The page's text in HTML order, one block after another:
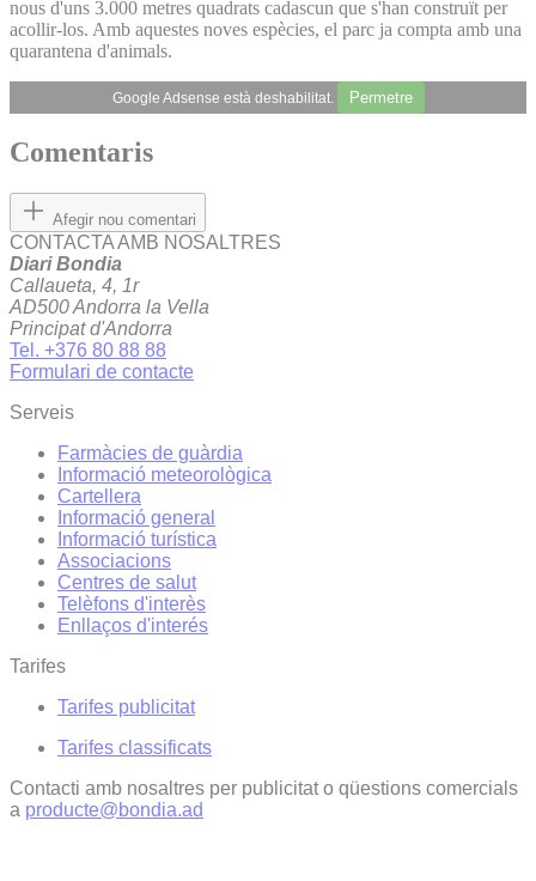
nous d'uns 3.000 metres quadrats cadascun que s'han construït per
acollir-los. Amb aquestes noves espècies, el parc ja compta amb una
quarantena d'animals.
Google Adsense està deshabilitat. Permetre
Comentaris
Afegir nou comentari
CONTACTA AMB NOSALTRES
Diari Bondia
Callaueta, 4, 1r
AD500 Andorra la Vella
Principat d'Andorra
Tel. +376 80 88 88
Formulari de contacte
Serveis
Farmàcies de guàrdia
Informació meteorològica
Cartellera
Informació general
Informació turística
Associacions
Centres de salut
Telèfons d'interès
Enllaços d'interés
Tarifes
Tarifes publicitat
Tarifes classificats
Contacti amb nosaltres per publicitat o qüestions comercials
a producte@bondia.ad